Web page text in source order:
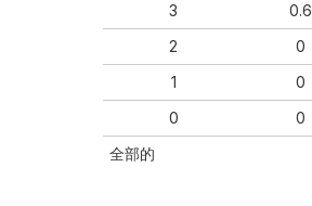
3
0.6
2
0
1
0
0
0
全部的